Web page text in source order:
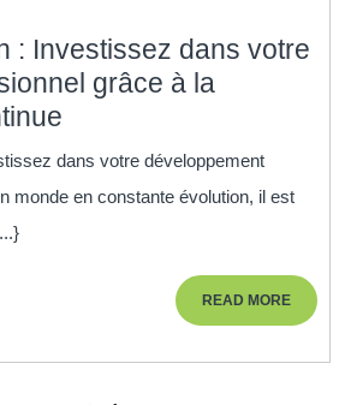
: Investissez dans votre
grâce à la
Formation
dans votre développement
monde en constante évolution, il est
READ MOREREAD
MORE